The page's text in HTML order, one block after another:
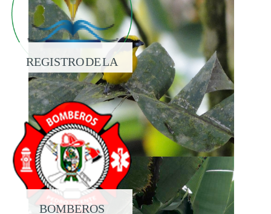
REGISTRO DE LA
PROPIEDAD
BOMBEROS